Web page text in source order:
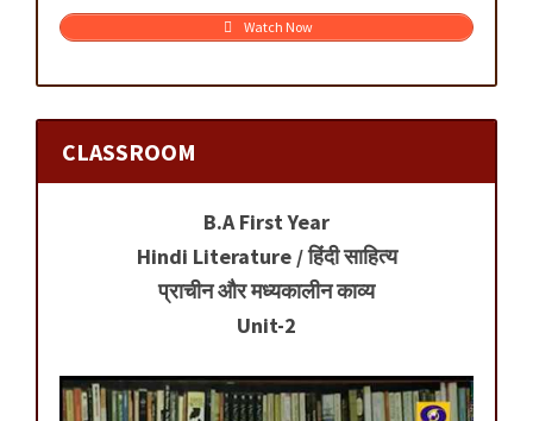
Watch Now
CLASSROOM
B.A First Year
Hindi Literature / हिंदी साहित्य
प्राचीन और मध्यकालीन काव्य
Unit-2